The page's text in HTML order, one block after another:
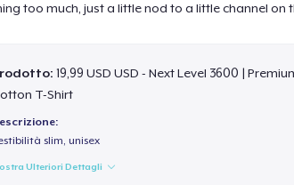
too much, just a little nod to a little channel on
19,99 USD USD - Next Level 3600 |
T-Shirt
slim, unisex
Ulteriori Dettagli